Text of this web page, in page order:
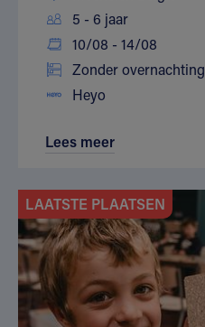
5 - 6 jaar
10/08 - 14/08
Zonder overnachting
Heyo
Lees meer
LAATSTE PLAATSEN